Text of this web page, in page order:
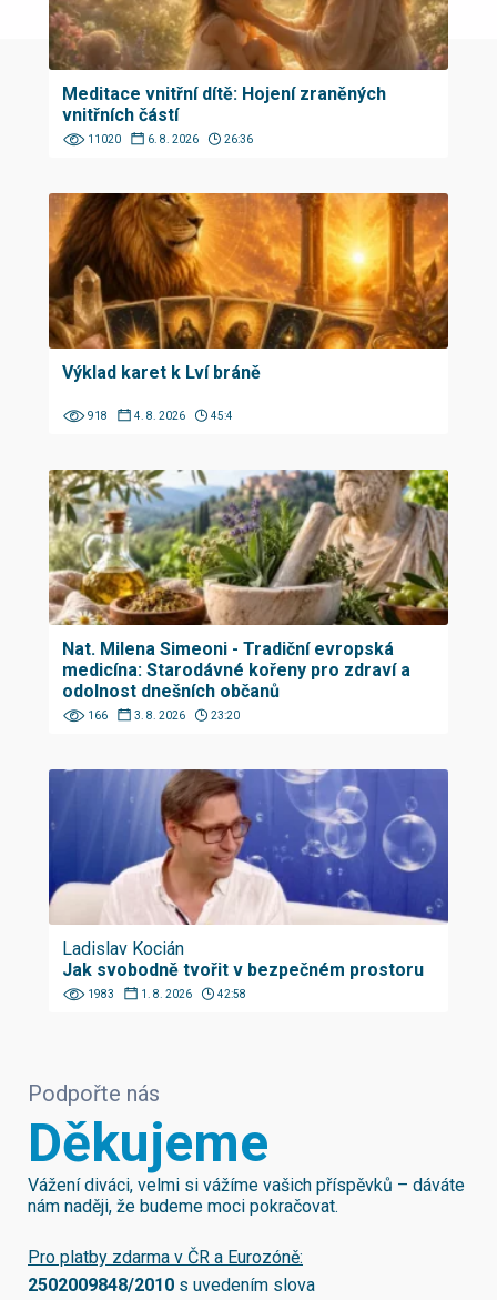
Meditace vnitřní dítě: Hojení zraněných
vnitřních částí
11020 6. 8. 2026 26:36
Výklad karet k Lví bráně
918 4. 8. 2026 45:4
Nat. Milena Simeoni - Tradiční evropská
medicína: Starodávné kořeny pro zdraví a
odolnost dnešních občanů
166 3. 8. 2026 23:20
Ladislav Kocián
Jak svobodně tvořit v bezpečném prostoru
1983 1. 8. 2026 42:58
Podpořte nás
Děkujeme
Vážení diváci, velmi si vážíme vašich příspěvků – dáváte
nám naději, že budeme moci pokračovat.
Pro platby zdarma v ČR a Eurozóně:
2502009848/2010 s uvedením slova